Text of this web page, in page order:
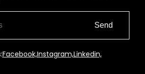
Send
Facebook,Instagram,Linkedin,